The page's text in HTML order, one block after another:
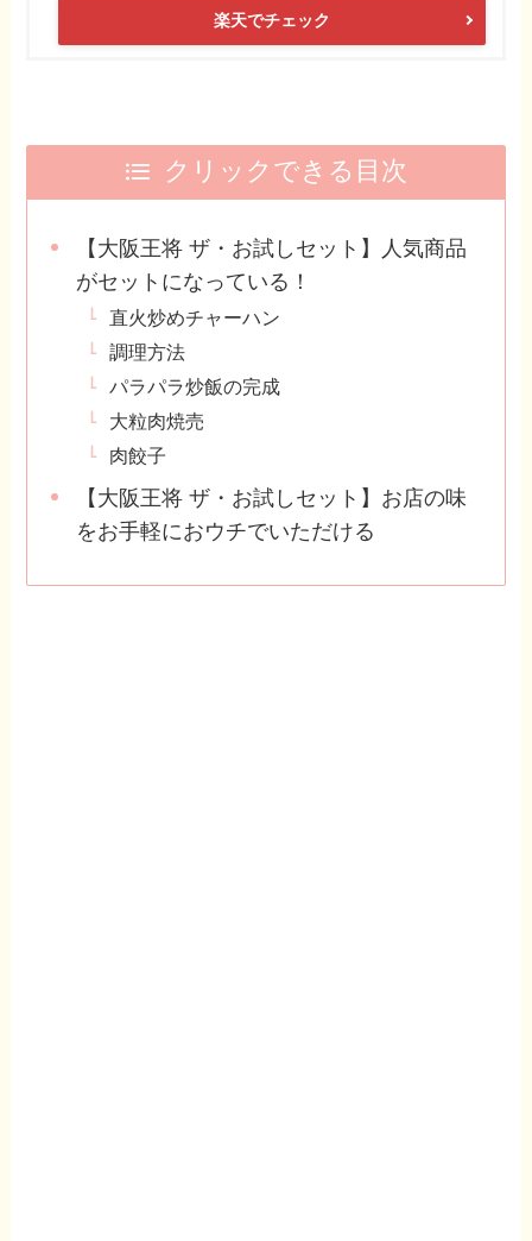
楽天でチェック
クリックできる目次
【大阪王将 ザ・お試しセット】人気商品
がセットになっている！
直火炒めチャーハン
調理方法
パラパラ炒飯の完成
大粒肉焼売
肉餃子
【大阪王将 ザ・お試しセット】お店の味
をお手軽におウチでいただける